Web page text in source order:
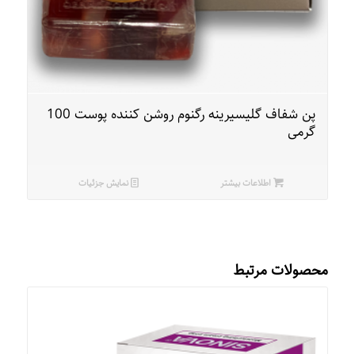
پن شفاف گلیسیرینه رگنوم روشن کننده پوست 100
گرمی
اطلاعات بیشتر نمایش جزئیات
محصولات مرتبط